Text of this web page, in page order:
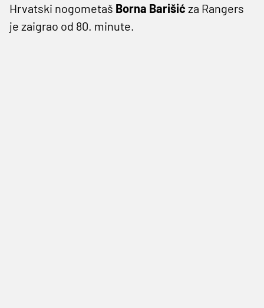
Hrvatski nogometaš Borna Barišić za Rangers
je zaigrao od 80. minute.